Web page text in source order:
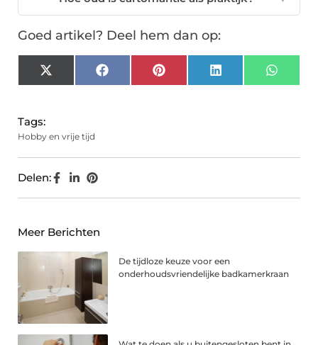
Goed artikel? Deel hem dan op:
X
(Twitter)
FacebookPinterest LinkedIn
Tags:
Hobby en vrije tijd
Delen:
Meer Berichten
De tijdloze keuze voor een
onderhoudsvriendelijke badkamerkraan